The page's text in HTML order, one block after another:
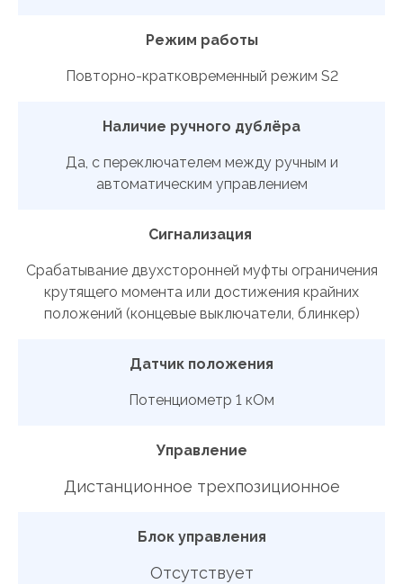
Режим работы
Повторно-кратковременный режим S2
Наличие ручного дублёра
Да, с переключателем между ручным и
автоматическим управлением
Сигнализация
Срабатывание двухсторонней муфты ограничения
крутящего момента или достижения крайних
положений (концевые выключатели, блинкер)
Датчик положения
Потенциометр 1 кОм
Управление
Дистанционное трехпозиционное
Блок управления
Отсутствует